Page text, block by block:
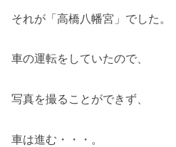
それが「高橋八幡宮」でした。
車の運転をしていたので、
写真を撮ることができず、
車は進む・・・。